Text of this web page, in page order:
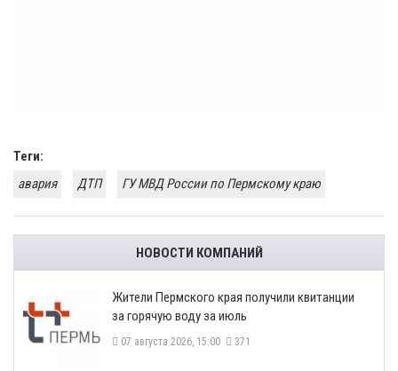
Теги:
авария
ДТП ГУ МВД России по Пермскому краю
НОВОСТИ КОМПАНИЙ
​Жители Пермского края получили квитанции
за горячую воду за июль
07 августа 2026, 15:00 371